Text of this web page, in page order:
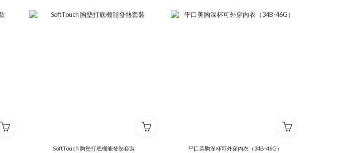
SoftTouch 胸墊打底機能發熱套裝
平口美胸深杯可外穿內衣（34B-46G）